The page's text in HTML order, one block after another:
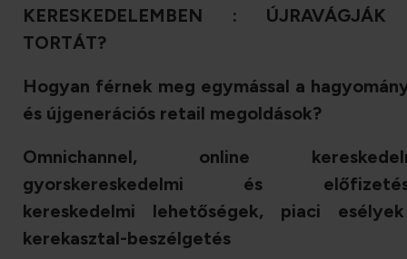
KERESKEDELEMBEN :
TORTÁT?
Hogyan férnek meg egymással a
és újgenerációs retail megoldások?
Omnichannel, online
gyorskereskedelmi és
kereskedelmi lehetőségek, piaci
kerekasztal-beszélgetés